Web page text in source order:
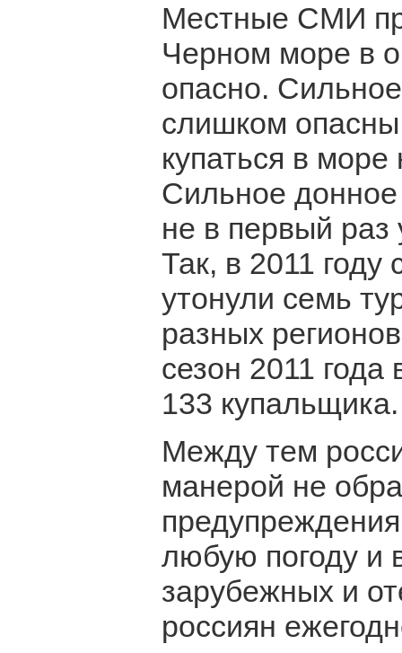
Местные СМИ
Черном море в
опасно.
слишком
купаться в море
Сильное донное
не в первый раз
Так, в 2011 году
утонули семь
разных
сезон 2011 года
133 купальщика.
Между тем
манерой не
любую погоду и
зарубежных и
россиян